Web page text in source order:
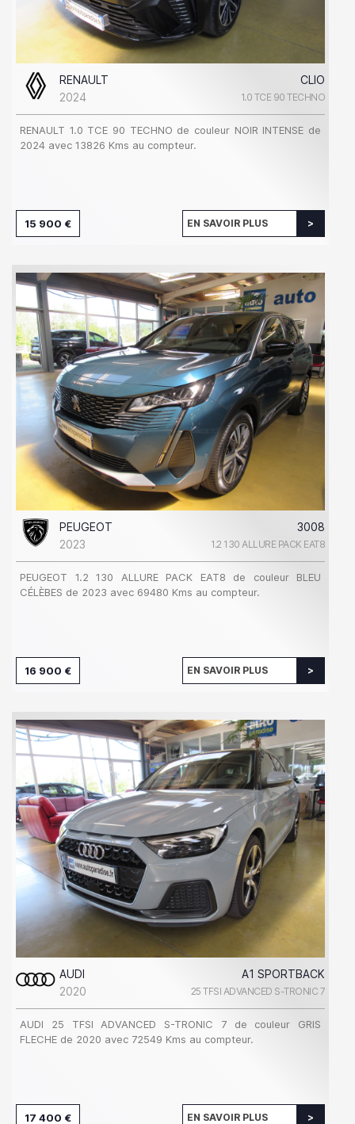
RENAULT
CLIO
2024
1.0 TCE 90 TECHNO
RENAULT 1.0 TCE 90 TECHNO de couleur NOIR INTENSE de
2024 avec 13826 Kms au compteur.
15 900 € EN SAVOIR PLUS
PEUGEOT
3008
2023
1.2 130 ALLURE PACK EAT8
PEUGEOT 1.2 130 ALLURE PACK EAT8 de couleur BLEU
CÉLÈBES de 2023 avec 69480 Kms au compteur.
16 900 € EN SAVOIR PLUS
AUDI
A1 SPORTBACK
2020
25 TFSI ADVANCED S-TRONIC 7
AUDI 25 TFSI ADVANCED S-TRONIC 7 de couleur GRIS
FLECHE de 2020 avec 72549 Kms au compteur.
17 400 € EN SAVOIR PLUS